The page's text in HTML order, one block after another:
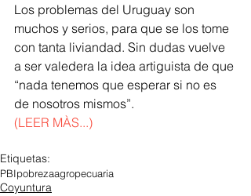
Los problemas del Uruguay son
muchos y serios, para que se los tome
con tanta liviandad. Sin dudas vuelve
a ser valedera la idea artiguista de que
“nada tenemos que esperar si no es
de nosotros mismos”.
(LEER MÀS...)
Etiquetas:
PBIpobrezaagropecuaria
Coyuntura